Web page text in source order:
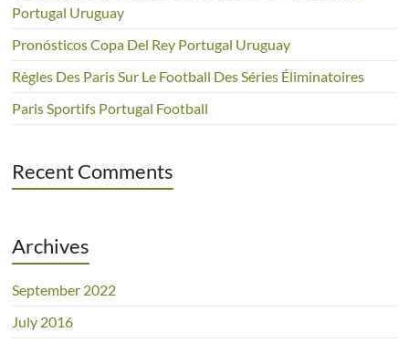
Portugal Uruguay
Pronósticos Copa Del Rey Portugal Uruguay
Règles Des Paris Sur Le Football Des Séries Éliminatoires
Paris Sportifs Portugal Football
Recent Comments
Archives
September 2022
July 2016